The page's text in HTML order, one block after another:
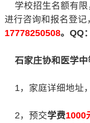
学校招生名额有限
进行咨询和报名登记
17778250508。QQ
石家庄协和医学中
1，家庭详细地址
2，预交学费1000